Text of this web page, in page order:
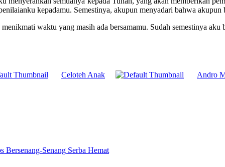
kepadamu. Semestinya, akupun menyadari bahwa
waktu yang masih ada bersamamu. Sudah semestinya
Celoteh Anak Andro
Bersenang-Senang Serba Hemat